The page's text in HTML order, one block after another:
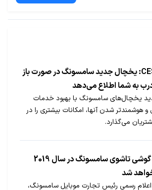
CES 2019: یخچال جدید سامسونگ در صورت باز
به شما اطلاع می‌دهد
یخچال‌های سامسونگ با بهبود خدمات
و هوشمندتر شدن آنها، امکانات بیشتری را در
می‌گذارد.
رسمی: گوشی‎ تاشوی سامسونگ در سال 2019
شد
رسمی رئیس تجارت موبایل سامسونگ،